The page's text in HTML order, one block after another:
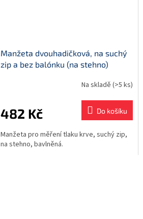
Manžeta dvouhadičková, na suchý
zip a bez balónku (na stehno)
Na skladě (>5 ks)
482 Kč Do košíku
Manžeta pro měření tlaku krve, suchý zip,
na stehno, bavlněná.